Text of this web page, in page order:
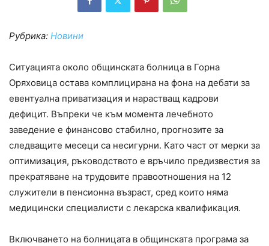
Рубрика: Новини
Ситуацията около общинската болница в Горна
Оряховица остава комплицирана на фона на дебати за
евентуална приватизация и нарастващ кадрови
дефицит. Въпреки че към момента лечебното
заведение е финансово стабилно, прогнозите за
следващите месеци са несигурни. Като част от мерки за
оптимизация, ръководството е връчило предизвестия за
прекратяване на трудовите правоотношения на 12
служители в пенсионна възраст, сред които няма
медицински специалисти с лекарска квалификация.
Включването на болницата в общинската програма за